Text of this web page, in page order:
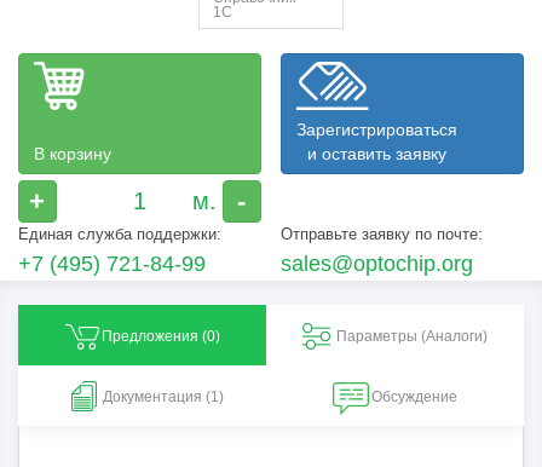
В корзину
+ -
Зарегистрироваться
и оставить заявку
Единая служба поддержки:
+7 (495) 721-84-99
Отправьте заявку по почте:
sales@optochip.org
Предложения (0) Параметры (Aналоги)
Документация (1) Обсуждение